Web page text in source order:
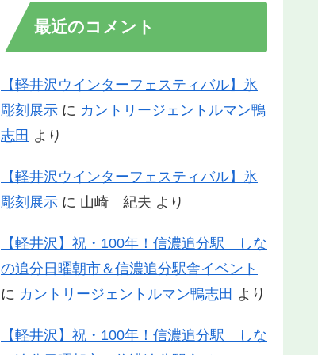
最近のコメント
【軽井沢ウインターフェスティバル】氷
彫刻展示 に カントリージェントルマン鴨
志田 より
【軽井沢ウインターフェスティバル】氷
彫刻展示 に 山崎 紀夫 より
【軽井沢】祝・100年！信濃追分駅 しな
の追分日曜朝市＆信濃追分駅舎イベント
に カントリージェントルマン鴨志田 より
【軽井沢】祝・100年！信濃追分駅 しな